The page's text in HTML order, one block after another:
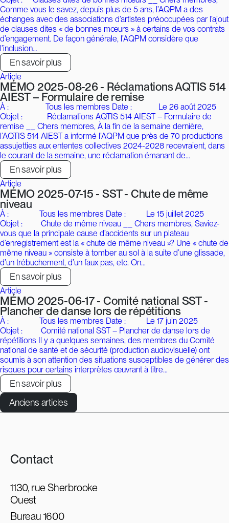
Comme vous le savez, depuis plus de 5 ans, l’AQPM a des
échanges avec des associations d’artistes préoccupées par l’ajout
de clauses dites « de bonnes mœurs » à certains de vos contrats
d’engagement. De façon générale, l’AQPM considère que
l’inclusion…
En savoir plus
Article
MÉMO 2025-08-26 - Réclamations AQTIS 514
AIEST – Formulaire de remise
À : Tous les membres Date : Le 26 août 2025
Objet : Réclamations AQTIS 514 AIEST – Formulaire de
remise __ Chers membres, À la fin de la semaine dernière,
l’AQTIS 514 AIEST a informé l’AQPM que près de 70 productions
assujetties aux ententes collectives 2024-2028 recevraient, dans
le courant de la semaine, une réclamation émanant de…
En savoir plus
Article
MÉMO 2025-07-15 - SST - Chute de même
niveau
À : Tous les membres Date : Le 15 juillet 2025
Objet : Chute de même niveau __ Chers membres, Saviez-
vous que la principale cause d’accidents sur un plateau
d’enregistrement est la « chute de même niveau »? Une « chute de
même niveau » consiste à tomber au sol à la suite d’une glissade,
d’un trébuchement, d’un faux pas, etc. On…
En savoir plus
Article
MÉMO 2025-06-17 - Comité national SST -
Plancher de danse lors de répétitions
À : Tous les membres Date : Le 17 juin 2025
Objet : Comité national SST – Plancher de danse lors de
répétitions Il y a quelques semaines, des membres du Comité
national de santé et de sécurité (production audiovisuelle) ont
soumis à son attention des situations susceptibles de générer des
risques pour certains interprètes œuvrant à titre…
En savoir plus
Navigation
des
Anciens articles
Contact
1130, rue Sherbrooke
Ouest
Bureau 1600